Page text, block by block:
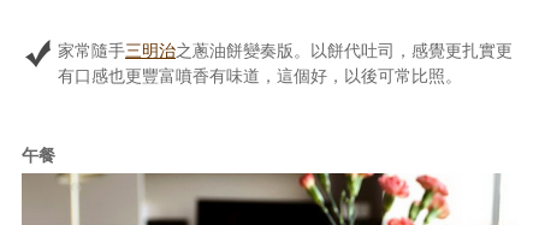
家常隨手三明治之蔥油餅變奏版。以餅代吐司，感覺更扎實更
有口感也更豐富噴香有味道，這個好，以後可常比照。
午餐